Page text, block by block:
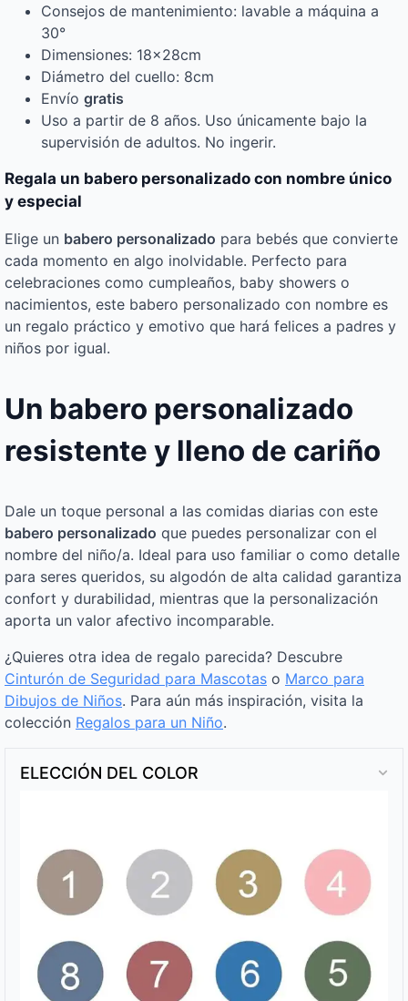
Consejos de mantenimiento: lavable a máquina a
30°
Dimensiones: 18x28cm
Diámetro del cuello: 8cm
Envío gratis
Uso a partir de 8 años. Uso únicamente bajo la
supervisión de adultos. No ingerir.
Regala un babero personalizado con nombre único
y especial
Elige un babero personalizado para bebés que convierte
cada momento en algo inolvidable. Perfecto para
celebraciones como cumpleaños, baby showers o
nacimientos, este babero personalizado con nombre es
un regalo práctico y emotivo que hará felices a padres y
niños por igual.
Un babero personalizado
resistente y lleno de cariño
Dale un toque personal a las comidas diarias con este
babero personalizado que puedes personalizar con el
nombre del niño/a. Ideal para uso familiar o como detalle
para seres queridos, su algodón de alta calidad garantiza
confort y durabilidad, mientras que la personalización
aporta un valor afectivo incomparable.
¿Quieres otra idea de regalo parecida? Descubre
Cinturón de Seguridad para Mascotas o Marco para
Dibujos de Niños. Para aún más inspiración, visita la
colección Regalos para un Niño.
ELECCIÓN DEL COLOR